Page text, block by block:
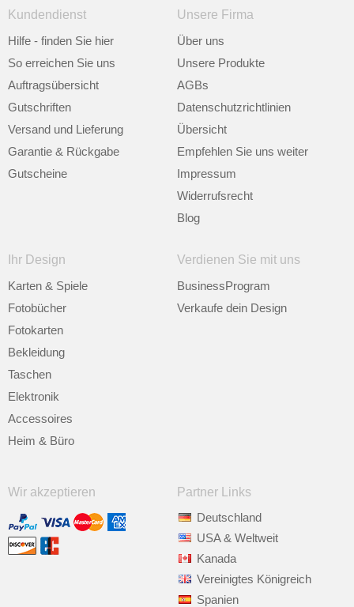
Kundendienst
Hilfe - finden Sie hier
So erreichen Sie uns
Auftragsübersicht
Gutschriften
Versand und Lieferung
Garantie & Rückgabe
Gutscheine
Unsere Firma
Über uns
Unsere Produkte
AGBs
Datenschutzrichtlinien
Übersicht
Empfehlen Sie uns weiter
Impressum
Widerrufsrecht
Blog
Ihr Design
Karten & Spiele
Fotobücher
Fotokarten
Bekleidung
Taschen
Elektronik
Accessoires
Heim & Büro
Verdienen Sie mit uns
BusinessProgram
Verkaufe dein Design
Wir akzeptieren
Partner Links
Deutschland
USA & Weltweit
Kanada
Vereinigtes Königreich
Spanien